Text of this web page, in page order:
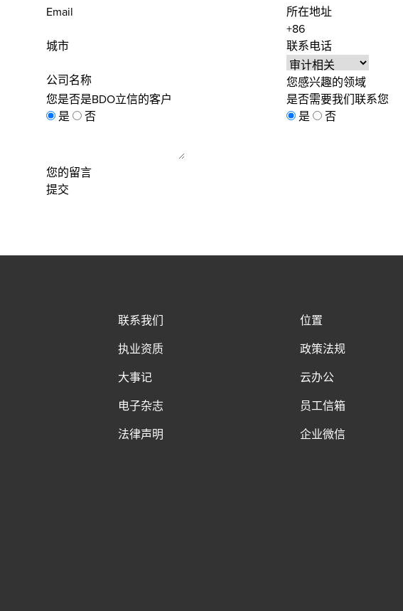
Email 所在地址
城市 联系电话
公司名称
您感兴趣的领域
您是否是BDO立信的客户
是
否
是否需要我们联系您
是
否
您的留言
联系我们
位置
执业资质
政策法规
大事记
云办公
电子杂志
员工信箱
法律声明
企业微信